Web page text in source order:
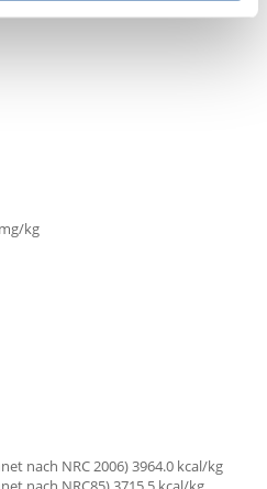
mg/kg
nach NRC 2006) 3964.0 kcal/kg